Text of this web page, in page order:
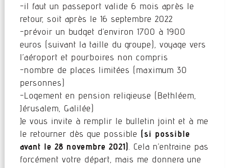
-il faut un passeport valide 6 mois après le
retour, soit après le 16 septembre 2022
-prévoir un budget d’environ 1700 à 1900
euros (suivant la taille du groupe), voyage vers
l’aéroport et pourboires non compris
-nombre de places limitées (maximum 30
personnes)
-Logement en pension religieuse (Bethléem,
Jérusalem, Galilée)
Je vous invite à remplir le bulletin joint et à me
le retourner dès que possible (si possible
avant le 28 novembre 2021) . Cela n’entraine pas
forcément votre départ, mais me donnera une